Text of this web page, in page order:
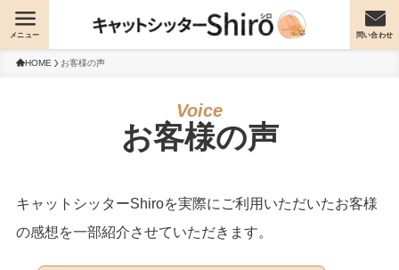
問い合わせ
メニュー
HOME お客様の声
お客様の声
キャットシッターShiroを実際にご利用いただいたお客様
の感想を一部紹介させていただきます。